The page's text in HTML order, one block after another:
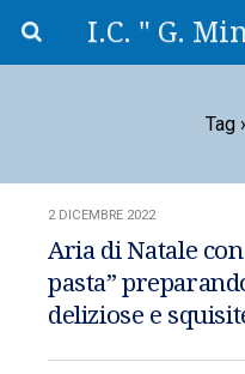
I.C. " G.
Tag
2 DICEMBRE 2022
Aria di Natale
pasta”
deliziose e